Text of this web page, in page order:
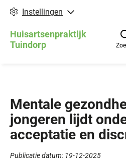
Instellingen
Huisartsenpraktijk
Tuindorp
Mentale
jongeren lijdt
acceptatie en
Publicatie datum: 19-12-2025